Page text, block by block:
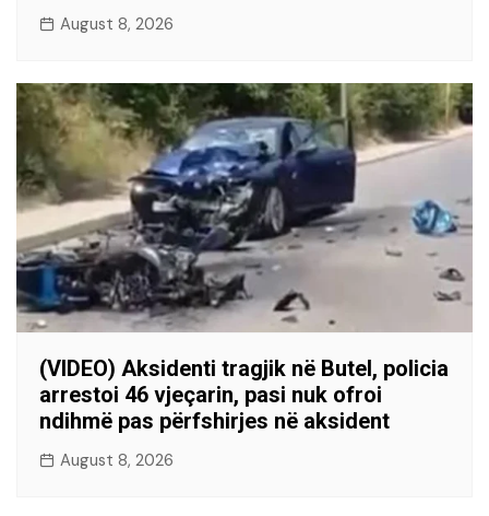
August 8, 2026
(VIDEO) Aksidenti tragjik në Butel, policia
arrestoi 46 vjeçarin, pasi nuk ofroi
ndihmë pas përfshirjes në aksident
August 8, 2026